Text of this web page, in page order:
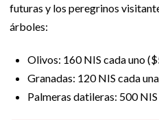
futuras y los peregrinos
árboles:
Olivos: 160 NIS cada uno
Granadas: 120 NIS cada
Palmeras datileras: 500